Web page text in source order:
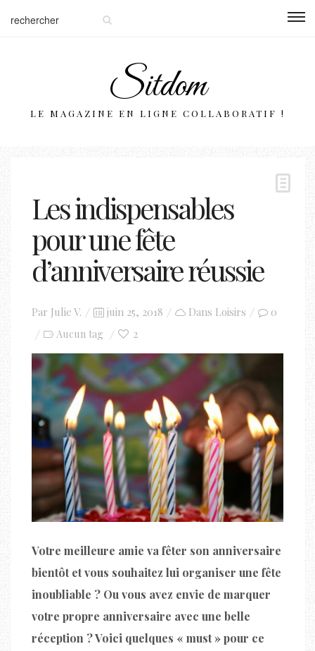
Sitdom
LE MAGAZINE EN LIGNE COLLABORATIF !
Les indispensables
pour une fête
d’anniversaire réussie
Par Julie V.
Posted
on
juin 25, 2018 Dans Loisirs 0
Aucun tag 2
Votre meilleure amie va fêter son anniversaire
bientôt et vous souhaitez lui organiser une fête
inoubliable ? Ou vous avez envie de marquer
votre propre anniversaire avec une belle
réception ? Voici quelques « must » pour ce